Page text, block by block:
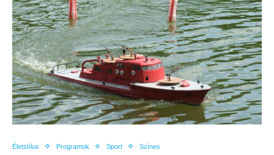
Életstílus Programok Sport Színes